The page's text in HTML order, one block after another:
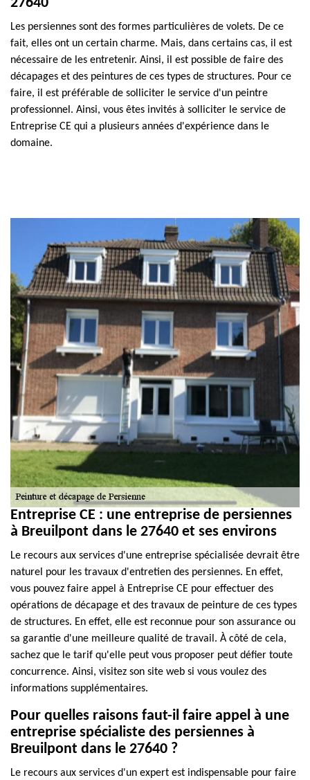
Les persiennes sont des formes particulières de volets. De ce
fait, elles ont un certain charme. Mais, dans certains cas, il est
nécessaire de les entretenir. Ainsi, il est possible de faire des
décapages et des peintures de ces types de structures. Pour ce
faire, il est préférable de solliciter le service d'un peintre
professionnel. Ainsi, vous êtes invités à solliciter le service de
Entreprise CE qui a plusieurs années d'expérience dans le
domaine.
Entreprise CE : une entreprise de persiennes
à Breuilpont dans le 27640 et ses environs
Le recours aux services d'une entreprise spécialisée devrait être
naturel pour les travaux d'entretien des persiennes. En effet,
vous pouvez faire appel à Entreprise CE pour effectuer des
opérations de décapage et des travaux de peinture de ces types
de structures. En effet, elle est reconnue pour son assurance ou
sa garantie d'une meilleure qualité de travail. À côté de cela,
sachez que le tarif qu'elle peut vous proposer peut défier toute
concurrence. Ainsi, visitez son site web si vous voulez des
informations supplémentaires.
Pour quelles raisons faut-il faire appel à une
entreprise spécialiste des persiennes à
Breuilpont dans le 27640 ?
Le recours aux services d'un expert est indispensable pour faire